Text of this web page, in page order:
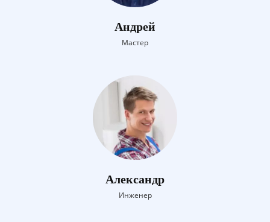
Андрей
Мастер
Александр
Инженер